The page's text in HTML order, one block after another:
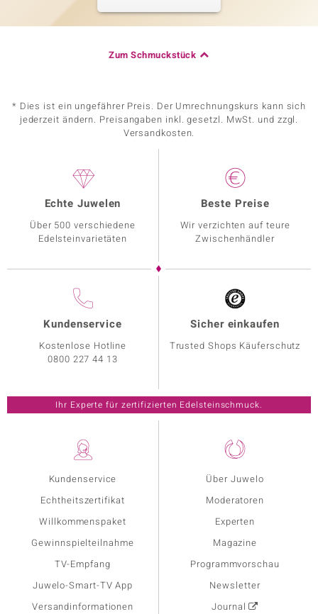
Zum Schmuckstück
* Dies ist ein ungefährer Preis. Der Umrechnungskurs kann sich
jederzeit ändern. Preisangaben inkl. gesetzl. MwSt. und zzgl.
Versandkosten.
Kundenservice
Echtheitszertifikat
Willkommenspaket
Gewinnspielteilnahme
TV-Empfang
Juwelo-Smart-TV App
Versandinformationen
Über Juwelo
Moderatoren
Experten
Magazine
Programmvorschau
Newsletter
Journal
Echte Juwelen
Über 500 verschiedene
Edelsteinvarietäten
Beste Preise
Wir verzichten auf teure
Zwischenhändler
Kundenservice
Kostenlose Hotline
0800 227 44 13
Sicher einkaufen
Trusted Shops Käuferschutz
Ihr Experte für zertifizierten Edelsteinschmuck.